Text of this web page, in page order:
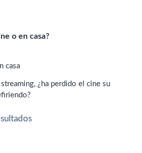
o en casa?
casa
el cine su